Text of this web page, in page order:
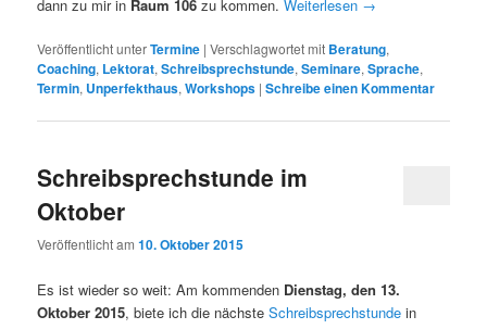
dann zu mir in Raum 106 zu kommen.Weiterlesen →
Veröffentlicht unterTermine |Verschlagwortet mit Beratung,
Coaching, Lektorat,Schreibsprechstunde,Seminare,Sprache,
Termin, Unperfekthaus,Workshops |Schreibe einen Kommentar
Schreibsprechstunde im
Oktober
Veröffentlicht am10. Oktober 2015
Es ist wieder so weit: Am kommenden Dienstag, den 13.
Oktober 2015, biete ich die nächsteSchreibsprechstundein